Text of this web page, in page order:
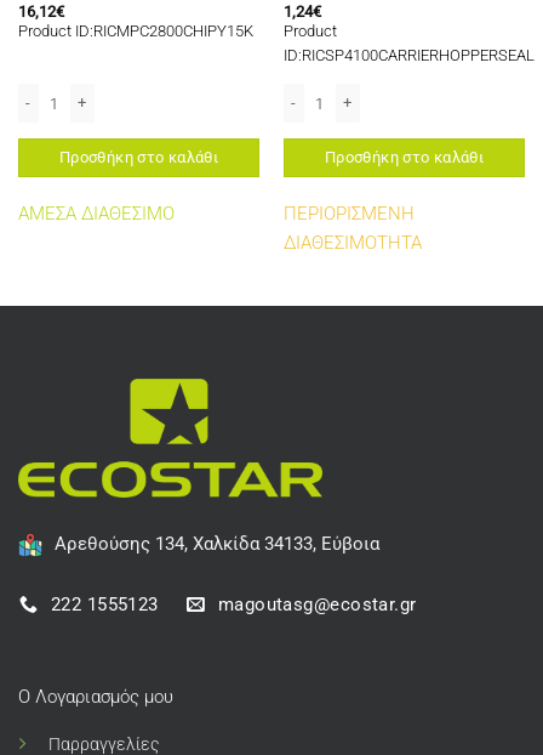
16,12€
Product ID:RICMPC2800CHIPY15K
Προσθήκη στο καλάθι
ΑΜΕΣΑ ΔΙΑΘΕΣΙΜΟ
1,24€
Product
ID:RICSP4100CARRIERHOPPERSEAL
Προσθήκη στο καλάθι
ΠΕΡΙΟΡΙΣΜΕΝΗ
ΔΙΑΘΕΣΙΜΟΤΗΤΑ
Αρεθούσης 134, Χαλκίδα 34133, Εύβοια
222 1555123 magoutasg@ecostar.gr
Ο Λογαριασμός μου
Παρραγγελίες